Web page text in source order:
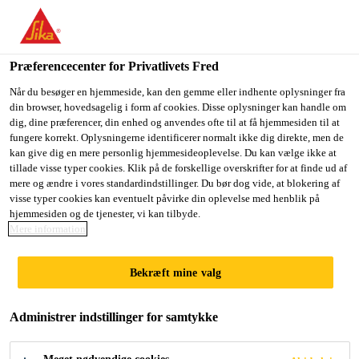
Du er på vej ind på "Sika Danmark", det lader til at du befinder
dig i "USA". Vi har en lokal hjemmeside for dit land.
GÅ TIL SIKA
USA
BLIV PÅ SIKA
DANMARK
LAND
Sika Danmark
GULVLIM
Præferencecenter for Privatlivets Fred
Når du besøger en hjemmeside, kan den gemme eller indhente oplysninger fra
din browser, hovedsagelig i form af cookies. Disse oplysninger kan handle om
dig, dine præferencer, din enhed og anvendes ofte til at få hjemmesiden til at
fungere korrekt. Oplysningerne identificerer normalt ikke dig direkte, men de
kan give dig en mere personlig hjemmesideoplevelse. Du kan vælge ikke at
tillade visse typer cookies. Klik på de forskellige overskrifter for at finde ud af
mere og ændre i vores standardindstillinger. Du bør dog vide, at blokering af
visse typer cookies kan eventuelt påvirke din oplevelse med henblik på
hjemmesiden og de tjenester, vi kan tilbyde.
Mere information
Bekræft mine valg
Administrer indstillinger for samtykke